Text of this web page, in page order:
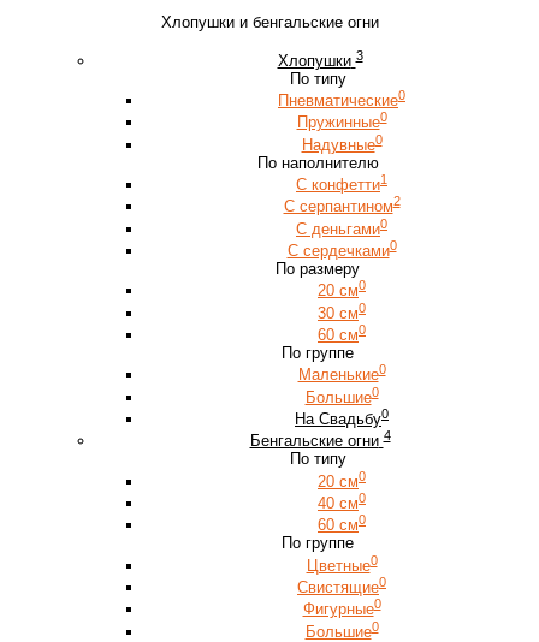
Хлопушки и бенгальские огни
Хлопушки 3
По типу
Пневматические0
Пружинные0
Надувные0
По наполнителю
С конфетти1
С серпантином2
С деньгами0
С сердечками0
По размеру
20 см0
30 см0
60 см0
По группе
Маленькие0
Большие0
На Свадьбу0
Бенгальские огни 4
По типу
20 см0
40 см0
60 см0
По группе
Цветные0
Свистящие0
Фигурные0
Большие0